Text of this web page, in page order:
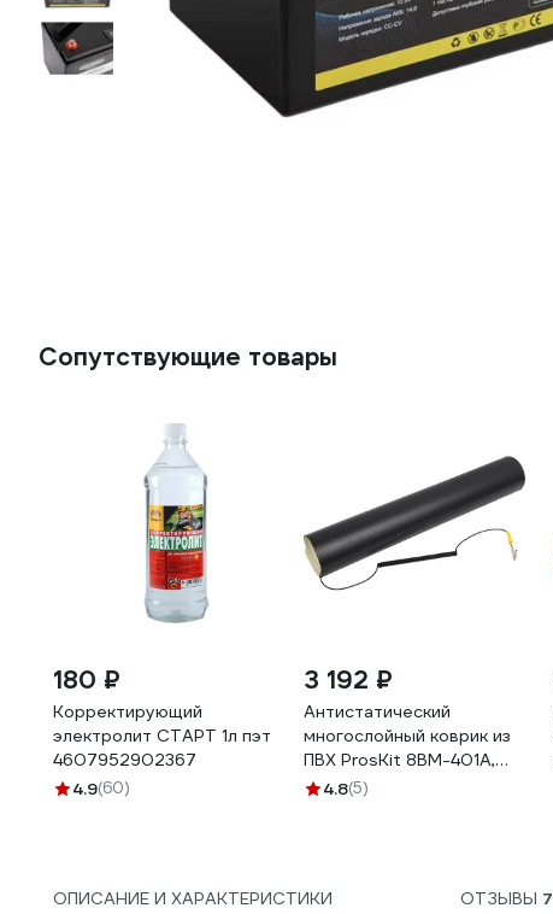
Сопутствующие товары
180 ₽
Корректирующий
электролит СТАРТ 1л пэт
4607952902367
4.9(60)
3 192 ₽
Антистатический
многослойный коврик из
ПВХ ProsKit 8BM-401A,
50x60 см, С00036816
4.8(5)
ОПИСАНИЕ И ХАРАКТЕРИСТИКИ ОТЗЫВЫ 7